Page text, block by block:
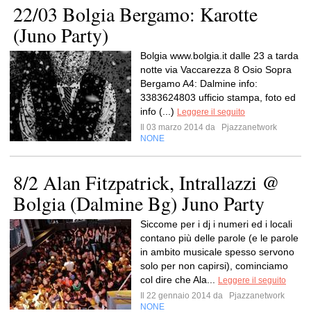
22/03 Bolgia Bergamo: Karotte
(Juno Party)
Bolgia www.bolgia.it dalle 23 a tarda
notte via Vaccarezza 8 Osio Sopra
Bergamo A4: Dalmine info:
3383624803 ufficio stampa, foto ed
info (...) Leggere il seguito
Il 03 marzo 2014 da
Pjazzanetwork
NONE
8/2 Alan Fitzpatrick, Intrallazzi @
Bolgia (Dalmine Bg) Juno Party
Siccome per i dj i numeri ed i locali
contano più delle parole (e le parole
in ambito musicale spesso servono
solo per non capirsi), cominciamo
col dire che Ala...
Leggere il seguito
Il 22 gennaio 2014 da
Pjazzanetwork
NONE